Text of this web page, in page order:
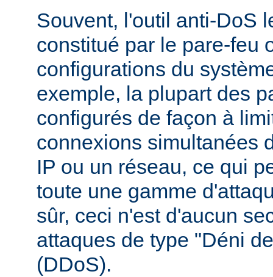
Souvent, l'outil anti-DoS
constitué par le pare-feu
configurations du
exemple, la plupart des
configurés de façon à
connexions simultanées
IP ou un réseau, ce qui
toute une gamme
sûr, ceci n'est d'aucun
attaques de type "Déni
(DDoS).